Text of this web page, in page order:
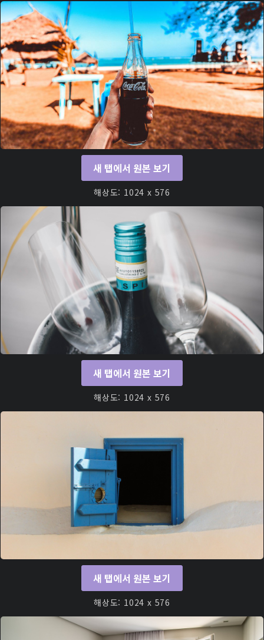
새 탭에서 원본 보기
해상도: 1024 x 576
새 탭에서 원본 보기
해상도: 1024 x 576
새 탭에서 원본 보기
해상도: 1024 x 576